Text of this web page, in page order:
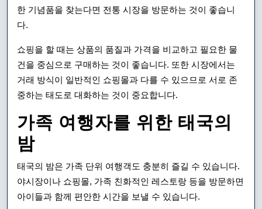
한 기념품을 찾는다면 전통 시장을 방문하는 것이 좋습니
다.
쇼핑을 할 때는 상품의 품질과 가격을 비교하고 필요한 물
건을 중심으로 구매하는 것이 좋습니다. 또한 시장에서는
거래 방식이 일반적인 쇼핑몰과 다를 수 있으므로 서로 존
중하는 태도로 대화하는 것이 중요합니다.
가족 여행자를 위한 태국의
밤
태국의 밤은 가족 단위 여행객도 충분히 즐길 수 있습니다.
야시장이나 쇼핑몰, 가족 친화적인 레스토랑 등을 방문하면
아이들과 함께 편안한 시간을 보낼 수 있습니다.